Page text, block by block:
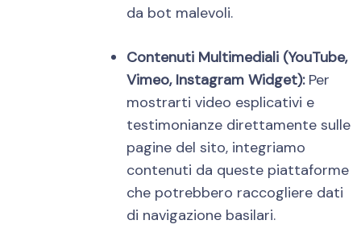
da bot malevoli.
Contenuti Multimediali (YouTube,
Vimeo, Instagram Widget):Per
mostrarti video esplicativi e
testimonianze direttamente sulle
pagine del sito, integriamo
contenuti da queste piattaforme
che potrebbero raccogliere dati
di navigazione basilari.